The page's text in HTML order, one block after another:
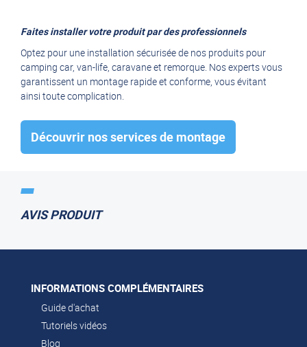
Télécommande + clavier
Garantie 2 ans
Faites installer votre produit par des professionnels
Optez pour une installation sécurisée de nos produits pour
camping car, van-life, caravane et remorque. Nos experts vous
garantissent un montage rapide et conforme, vous évitant
ainsi toute complication.
Découvrir nos services de montage
AVIS PRODUIT
INFORMATIONS COMPLÉMENTAIRES
Guide d'achat
Tutoriels vidéos
Blog